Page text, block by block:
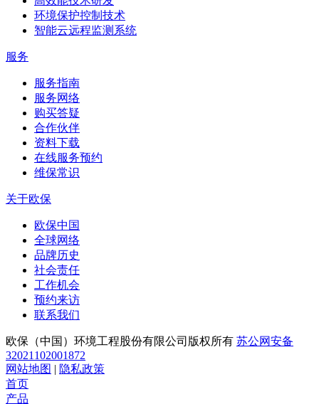
环境保护控制技术
智能云远程监测系统
服务
服务指南
服务网络
购买答疑
合作伙伴
资料下载
在线服务预约
维保常识
关于欧保
欧保中国
全球网络
品牌历史
社会责任
工作机会
预约来访
联系我们
欧保（中国）环境工程股份有限公司版权所有 苏公网安备
32021102001872
网站地图 | 隐私政策
首页
产品